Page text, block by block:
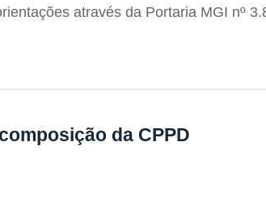
através da Portaria MGI nº
da CPPD